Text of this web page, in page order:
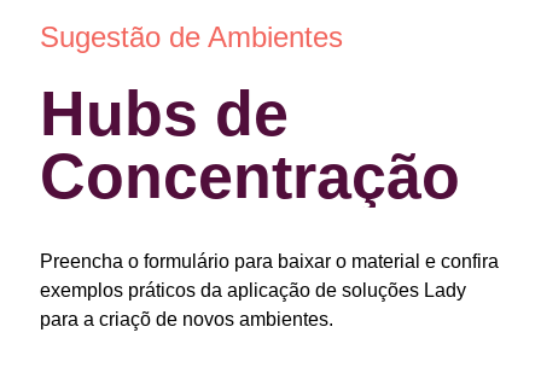
Sugestão de Ambientes
Hubs de
Concentração
Preencha o formulário para baixar o material e confira
exemplos práticos da aplicação de soluções Lady
para a criaçõ de novos ambientes.